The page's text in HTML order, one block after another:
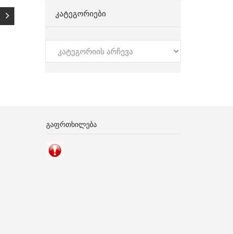
ᲙᲐᲢᲔᲒᲝᲠᲘᲔᲑᲘ
კატეგორიები
ᲒᲐᲤᲠᲗᲮᲘᲚᲔᲑᲐ